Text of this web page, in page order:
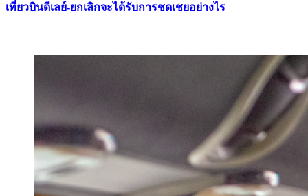
เที่ยวบินดีเลย์-ยกเลิกจะได้รับการชดเชยอย่างไร